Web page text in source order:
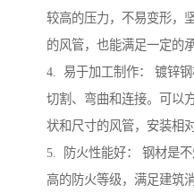
较高的压力，不易变形，
的风管，也能满足一定的
4. 易于加工制作： 镀锌
切割、弯曲和连接。可以
状和尺寸的风管，安装相对
5. 防火性能好： 钢材是
高的防火等级，满足建筑